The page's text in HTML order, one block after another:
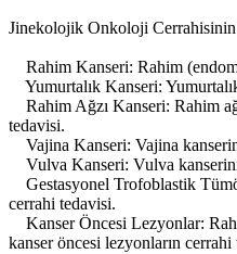
Jinekolojik Onkoloji Cerrahisinin
Rahim Kanseri: Rahim
Yumurtalık Kanseri:
Rahim Ağzı Kanseri: Rahim
tedavisi.
Vajina Kanseri: Vajina
Vulva Kanseri: Vulva
Gestasyonel Trofoblastik
cerrahi tedavisi.
Kanser Öncesi Lezyonlar:
kanser öncesi lezyonların cerrahi